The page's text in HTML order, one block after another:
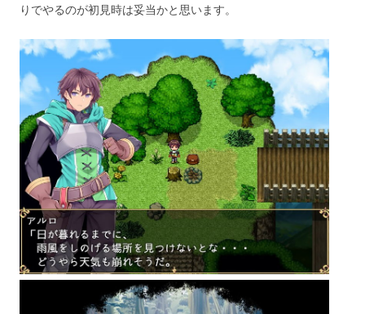
りでやるのが初見時は妥当かと思います。